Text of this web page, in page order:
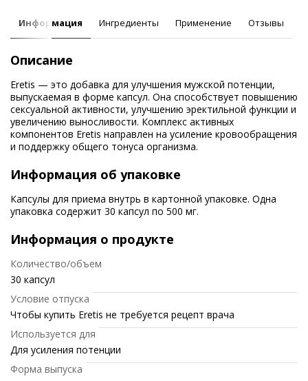
Информация Ингредиенты Применение Отзывы
Описание
Eretis — это добавка для улучшения мужской потенции,
выпускаемая в форме капсул. Она способствует повышению
сексуальной активности, улучшению эректильной функции и
увеличению выносливости. Комплекс активных
компонентов Eretis направлен на усиление кровообращения
и поддержку общего тонуса организма.
Информация об упаковке
Капсулы для приема внутрь в картонной упаковке. Одна
упаковка содержит 30 капсул по 500 мг.
Информация о продукте
Количество/объем
30 капсул
Условие отпуска
Чтобы купить Eretis не требуется рецепт врача
Используется для
Для усиления потенции
Форма выпуска